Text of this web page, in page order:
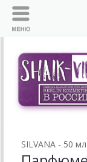
SILVANA - 50 мл